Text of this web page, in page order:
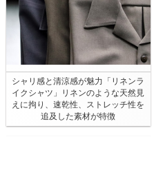
シャリ感と清涼感が魅力「リネンラ
イクシャツ」リネンのような天然見
えに拘り、速乾性、ストレッチ性を
追及した素材が特徴